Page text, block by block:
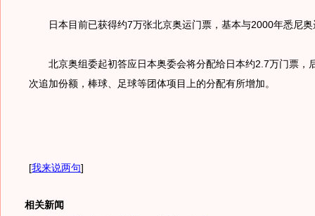
日本目前已获得约7万张北京奥运门票，基本与2000年悉尼奥
北京奥组委起初答应日本奥委会将分配给日本约2.7万门票，
次追加份额，棒球、足球等团体项目上的分配有所增加。
[我来说两句]
相关新闻